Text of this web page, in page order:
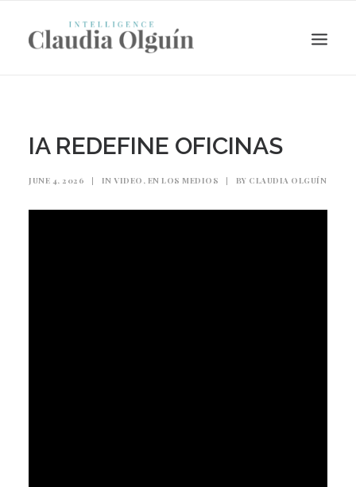
IA REDEFINE OFICINAS
JUNE 4, 2026 | IN VIDEO , EN LOS MEDIOS | BY CLAUDIA OLGUÍN